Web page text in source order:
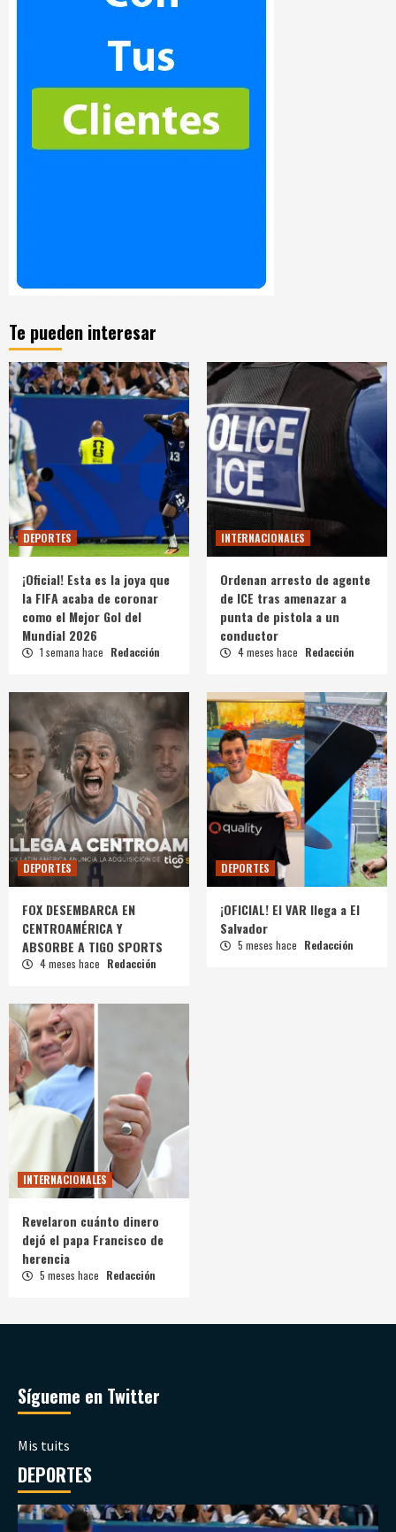
Te pueden interesar
DEPORTES
¡Oficial! Esta es la joya que
la FIFA acaba de coronar
como el Mejor Gol del
Mundial 2026
1 semana hace Redacción
INTERNACIONALES
Ordenan arresto de agente
de ICE tras amenazar a
punta de pistola a un
conductor
4 meses hace Redacción
DEPORTES
FOX DESEMBARCA EN
CENTROAMÉRICA Y
ABSORBE A TIGO SPORTS
4 meses hace Redacción
DEPORTES
¡OFICIAL! El VAR llega a El
Salvador
5 meses hace Redacción
INTERNACIONALES
Revelaron cuánto dinero
dejó el papa Francisco de
herencia
5 meses hace Redacción
Sígueme en Twitter
Mis tuits
DEPORTES